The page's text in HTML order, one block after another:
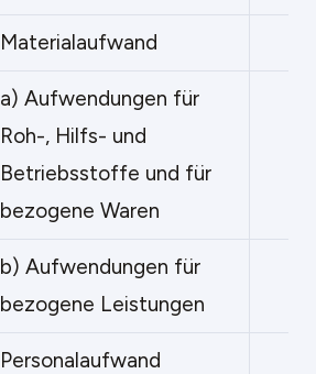
Materialaufwand
a) Aufwendungen für
Roh-, Hilfs- und
Betriebsstoffe und für
bezogene Waren
b) Aufwendungen für
bezogene Leistungen
Personalaufwand